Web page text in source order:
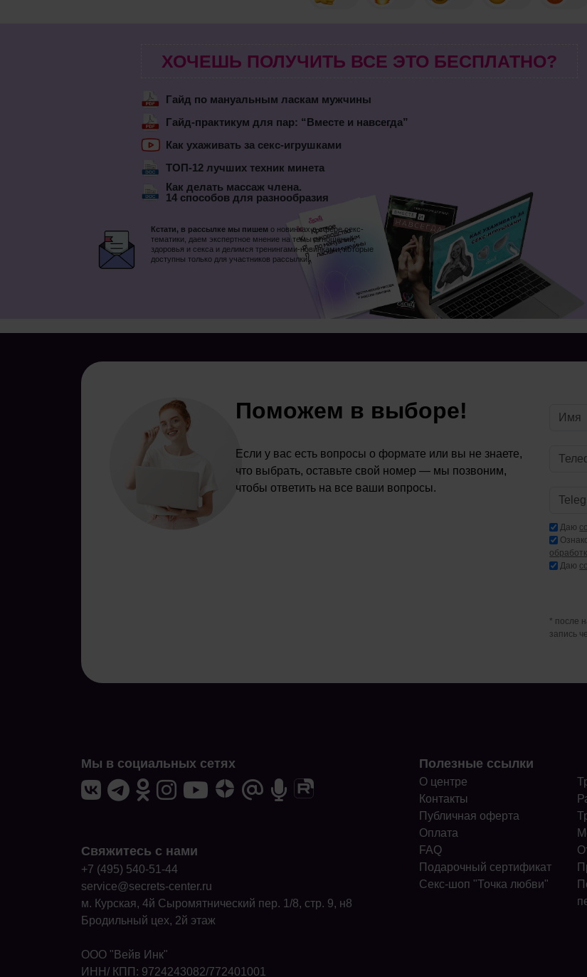
ХОЧЕШЬ ПОЛУЧИТЬ ВСЕ ЭТО БЕСПЛАТНО?
Гайд по мануальным ласкам мужчины
Гайд-практикум для пар: “Вместе и навсегда”
Как ухаживать за секс-игрушками
ТОП-12 лучших техник минета
Как делать массаж члена.
14 способов для разнообразия
Кстати, в рассылке мы пишем о новинках в сфере секс-
тематики, даем экспертное мнение на темы отношений,
здоровья и секса и делимся тренингами-новинками, которые
доступны только для участников рассылки!
Поможем в выборе!
Если у вас есть вопросы о формате или вы не знаете,
что выбрать, оставьте свой номер — мы позвоним,
чтобы ответить на все ваши вопросы.
Даю
Даю
* после
запись
Мы в социальных сетях
Свяжитесь с нами
+7 (495) 540-51-44
service@secrets-center.ru
м. Курская, 4й Сыромятнический пер. 1/8, стр. 9, н8
Бродильный цех, 2й этаж
ООО "Вейв Инк"
ИНН/ КПП: 9724243082/772401001
Полезные ссылки
О центре
Контакты
Публичная оферта
Оплата
FAQ
Подарочный сертификат
Секс-шоп "Точка любви"